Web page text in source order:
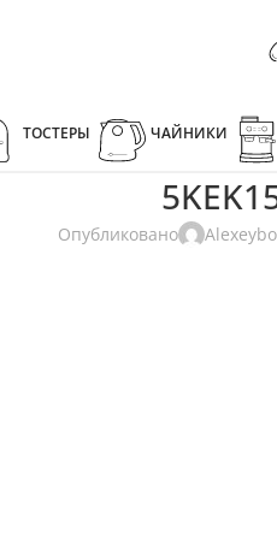
ТОСТЕРЫ ЧАЙНИКИ
Опубликовано